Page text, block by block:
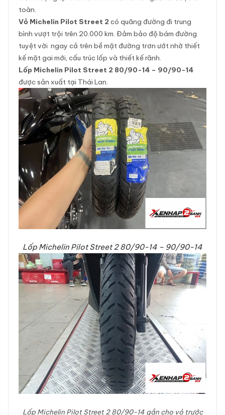
toàn.
Vỏ Michelin Pilot Street 2 có quãng đường đi trung
bình vượt trội trên 20.000 km. Đảm bảo độ bám đường
tuyệt vời ngay cả trên bề mặt đường trơn ướt nhờ thiết
kế mặt gai mới, cấu trúc lốp và thiết kế rãnh.
Lốp Michelin Pilot Street 2 80/90-14 – 90/90-14
được sản xuất tại Thái Lan.
Lốp Michelin Pilot Street 2 80/90-14 – 90/90-14
Lốp Michelin Pilot Street 2 80/90-14 gắn cho vỏ trước